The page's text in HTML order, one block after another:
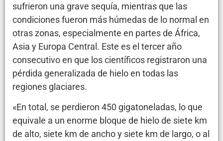
sufrieron una grave sequía, mientras que las
condiciones fueron más húmedas de lo normal en
otras zonas, especialmente en partes de África,
Asia y Europa Central. Este es el tercer año
consecutivo en que los científicos registraron una
pérdida generalizada de hielo en todas las
regiones glaciares.
«En total, se perdieron 450 gigatoneladas, lo que
equivale a un enorme bloque de hielo de siete km
de alto, siete km de ancho y siete km de largo, o al